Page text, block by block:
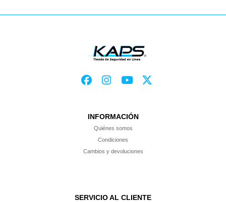
INFORMACIÓN
Quiénes somos
Condiciones
Cambios y devoluciones
SERVICIO AL CLIENTE